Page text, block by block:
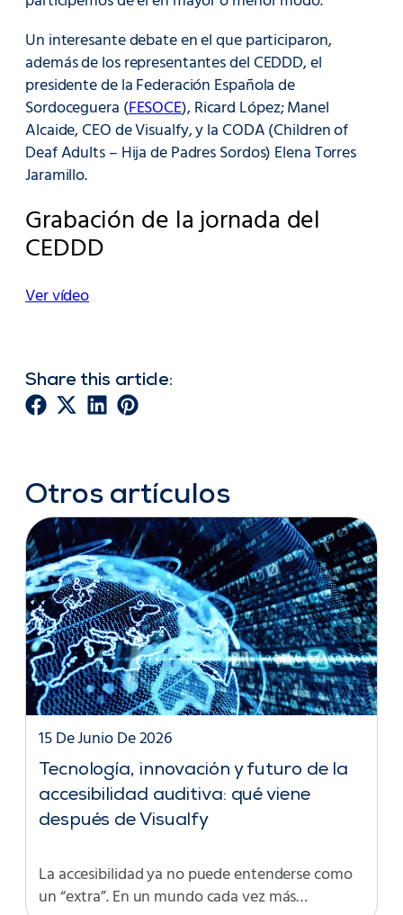
Un interesante debate en el que participaron,
además de los representantes del CEDDD, el
presidente de la Federación Española de
Sordoceguera (FESOCE), Ricard López; Manel
Alcaide, CEO de Visualfy, y la CODA (Children of
Deaf Adults – Hija de Padres Sordos) Elena Torres
Jaramillo.
Grabación de la jornada del
CEDDD
Ver vídeo
Share this article:
Otros artículos
Tecnología, innovación y futuro de la
accesibilidad auditiva: qué viene
después de Visualfy
15 De Junio De 2026
La accesibilidad ya no puede entenderse como
un “extra”. En un mundo cada vez más…